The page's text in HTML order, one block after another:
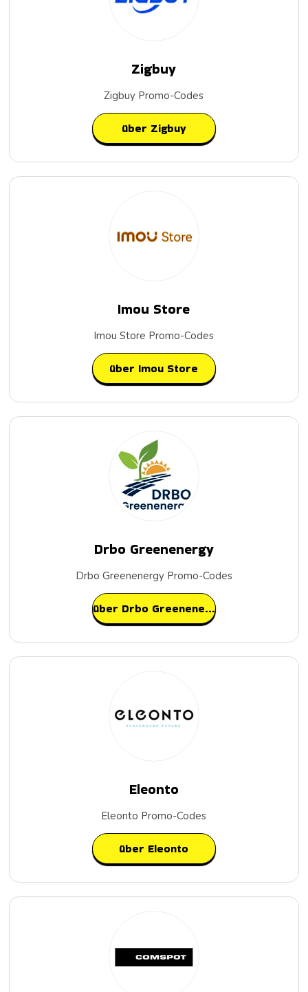
Zigbuy
Zigbuy Promo-Codes
über Zigbuy
Imou Store
Imou Store Promo-Codes
über Imou Store
Drbo Greenenergy
Drbo Greenenergy Promo-Codes
über Drbo Greenenergy
Eleonto
Eleonto Promo-Codes
über Eleonto